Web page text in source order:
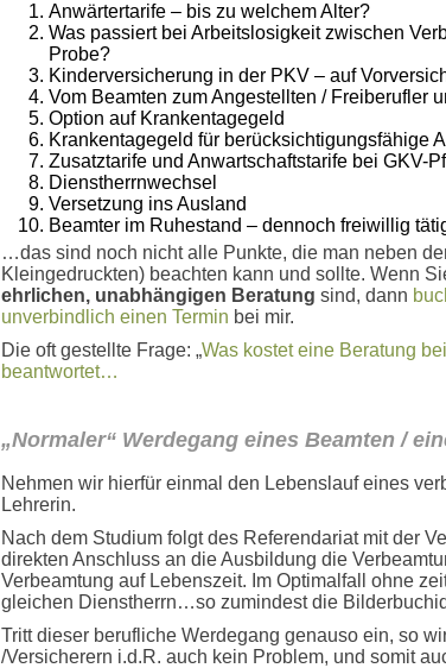
Anwärtertarife – bis zu welchem Alter?
Was passiert bei Arbeitslosigkeit zwischen
Probe?
Kinderversicherung in der PKV – auf
Vom Beamten zum Angestellten / Freiberufler
Option auf Krankentagegeld
Krankentagegeld für berücksichtigungsfähige
Zusatztarife und Anwartschaftstarife bei GKV-
Dienstherrnwechsel
Versetzung ins Ausland
Beamter im Ruhestand – dennoch freiwillig
…das sind noch nicht alle Punkte, die man neben
Kleingedruckten) beachten kann und sollte. Wenn
ehrlichen, unabhängigen Beratung sind, dann
unverbindlich einen Termin bei mir.
Die oft gestellte Frage: „Was kostet eine Beratung
beantwortet…
„Normaler“ Werdegang eines Beamten /
Nehmen wir hierfür einmal den Lebenslauf eines
Lehrerin.
Nach dem Studium folgt des Referendariat mit der
direkten Anschluss an die Ausbildung die
Verbeamtung auf Lebenszeit. Im Optimalfall ohne
gleichen Dienstherrn…so zumindest die
Tritt dieser berufliche Werdegang genauso ein, so
/Versicherern i.d.R. auch kein Problem, und somit